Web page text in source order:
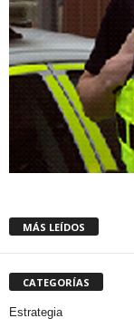
MÁS LEÍDOS
CATEGORÍAS
Estrategia